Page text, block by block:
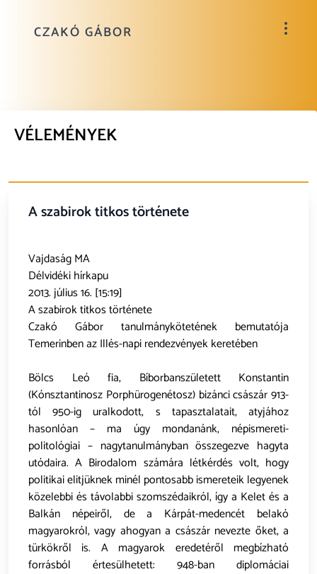
CZAKÓ GÁBOR
VÉLEMÉNYEK
A szabirok titkos története
Vajdaság MA
Délvidéki hírkapu
2013. július 16. [15:19]
A szabirok titkos története
Czakó Gábor tanulmánykötetének bemutatója
Temerinben az Illés-napi rendezvények keretében
Bölcs Leó fia, Bíborbanszületett Konstantin
(Kónsztantinosz Porphürogenétosz) bizánci császár 913-
tól 950-ig uralkodott, s tapasztalatait, atyjához
hasonlóan – ma úgy mondanánk, népismereti-
politológiai – nagytanulmányban összegezve hagyta
utódaira. A Birodalom számára létkérdés volt, hogy
politikai elitjüknek minél pontosabb ismereteik legyenek
közelebbi és távolabbi szomszédaikról, így a Kelet és a
Balkán népeiről, de a Kárpát-medencét belakó
magyarokról, vagy ahogyan a császár nevezte őket, a
türkökről is. A magyarok eredetéről megbízható
forrásból értesülhetett: 948-ban diplomáciai